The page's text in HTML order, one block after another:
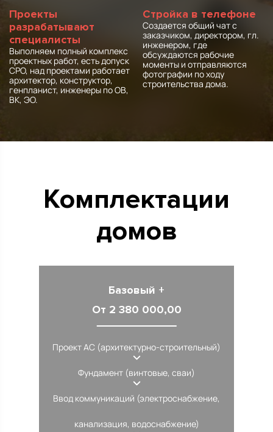
Проекты
разрабатывают
специалисты
Выполняем полный комплекс
проектных работ, есть допуск
СРО, над проектами работает
архитектор, конструктор,
генпланист, инженеры по ОВ,
ВК, ЭО.
Стройка в телефоне
Создается общий чат с
заказчиком, директором, гл.
инженером, где
обсуждаются рабочие
моменты и отправляются
фотографии по ходу
строительства дома.
Комплектации
домов
Базовый +
От 2 380 000,00
Проект АС (архитектурно-строительный)
Фундамент (винтовые, сваи)
Ввод коммуникаций (электроснабжение,
канализация, водоснабжение)